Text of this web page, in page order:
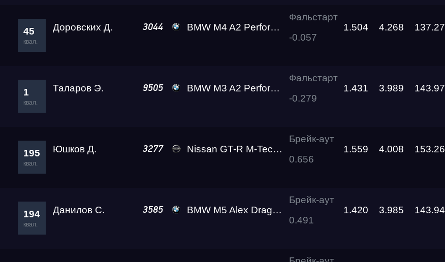
RDRC Сибирь 3 этап
Dragway
Siberia
Racepark
45
квал.
Доровских Д. 3044 BMW M4 A2 Performance
Фальстарт
-0.057
1.504 4.268 137.27
1
квал.
Таларов Э. 9505 BMW M3 A2 Performance
Фальстарт
-0.279
1.431 3.989 143.97
195
квал.
Юшков Д. 3277 Nissan GT-R М-Technology
Брейк-аут
0.656
1.559 4.008 153.26
194
квал.
Данилов С. 3585 BMW M5 Alex Drag Team
Брейк-аут
0.491
1.420 3.985 143.94